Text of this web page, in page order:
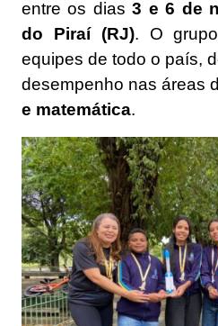
entre os dias3 e 6 de
do Piraí (RJ). O
equipes de todo o país,
desempenho nas áreas
e matemática.